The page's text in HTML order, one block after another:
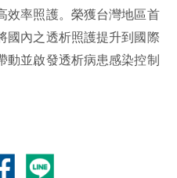
效率照護。榮獲台灣地區首
國內之透析照護提升到國際
動並啟發透析病患感染控制